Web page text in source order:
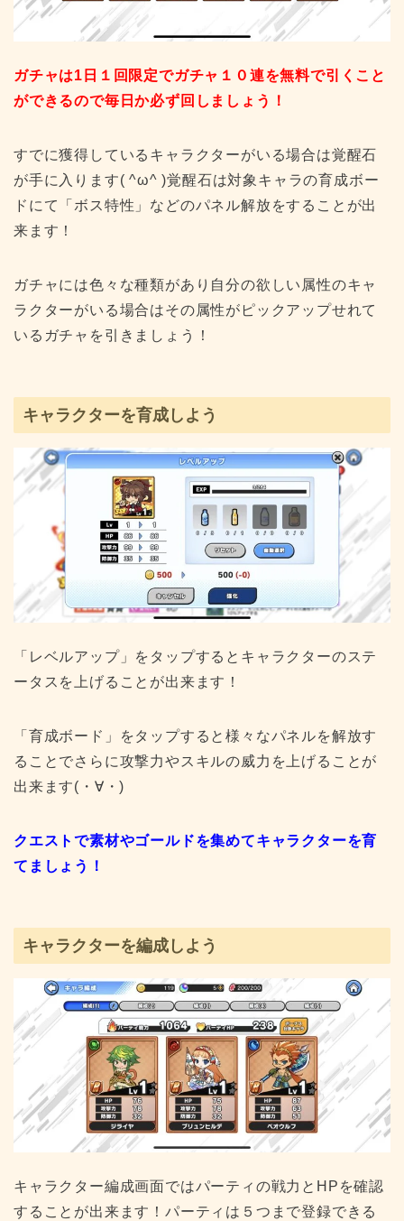
ガチャは1日１回限定でガチャ１０連を無料で引くこと
ができるので毎日か必ず回しましょう！
すでに獲得しているキャラクターがいる場合は覚醒石
が手に入ります( ^ω^ )覚醒石は対象キャラの育成ボー
ドにて「ボス特性」などのパネル解放をすることが出
来ます！
ガチャには色々な種類があり自分の欲しい属性のキャ
ラクターがいる場合はその属性がピックアップせれて
いるガチャを引きましょう！
キャラクターを育成しよう
「レベルアップ」をタップするとキャラクターのステ
ータスを上げることが出来ます！
「育成ボード」をタップすると様々なパネルを解放す
ることでさらに攻撃力やスキルの威力を上げることが
出来ます(・∀・)
クエストで素材やゴールドを集めてキャラクターを育
てましょう！
キャラクターを編成しよう
キャラクター編成画面ではパーティの戦力とHPを確認
することが出来ます！パーティは５つまで登録できる